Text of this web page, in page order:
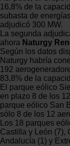
16,8% de la
subasta de
adjudicó 300 MW.
La segunda
ahora Naturgy
Según los datos
Naturgy habría
192
83,8% de la
El parque eólico
en plazo 8 de los
parque eólico San
sólo 8 de los 12
Los 18 parques
Castilla y León (7),
Andalucía (1) y